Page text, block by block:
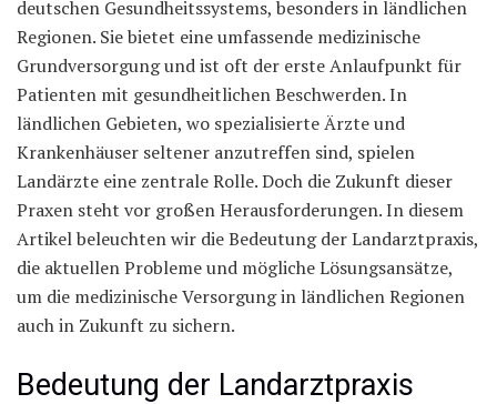
deutschen Gesundheitssystems, besonders in ländlichen
Regionen. Sie bietet eine umfassende medizinische
Grundversorgung und ist oft der erste Anlaufpunkt für
Patienten mit gesundheitlichen Beschwerden. In
ländlichen Gebieten, wo spezialisierte Ärzte und
Krankenhäuser seltener anzutreffen sind, spielen
Landärzte eine zentrale Rolle. Doch die Zukunft dieser
Praxen steht vor großen Herausforderungen. In diesem
Artikel beleuchten wir die Bedeutung der Landarztpraxis,
die aktuellen Probleme und mögliche Lösungsansätze,
um die medizinische Versorgung in ländlichen Regionen
auch in Zukunft zu sichern.
Bedeutung der Landarztpraxis